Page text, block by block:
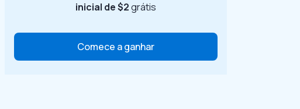
inicial de $2grátis
Comece a ganhar